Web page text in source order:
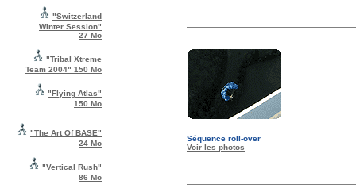
"Switzerland
Winter Session"
27 Mo
"Tribal Xtreme
Team 2004" 150 Mo
"Flying Atlas"
150 Mo
"The Art Of BASE"
24 Mo
"Vertical Rush"
86 Mo
Séquence roll-over
Voir les photos